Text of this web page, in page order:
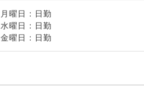
月曜日 : 日勤
水曜日 : 日勤
金曜日 : 日勤